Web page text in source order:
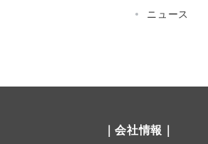
ニュース
｜会社情報｜